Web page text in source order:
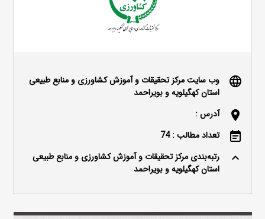
language
وب سایت مرکز تحقیقات و آموزش کشاورزی و منابع طبیعی
استان کهگیلویه و بویراحمد
location_on آدرس :
event_note تعداد مطالب : 74
keyboard_arrow_up
رتبه‌بندی مرکز تحقیقات و آموزش کشاورزی و منابع طبیعی
استان کهگیلویه و بویراحمد